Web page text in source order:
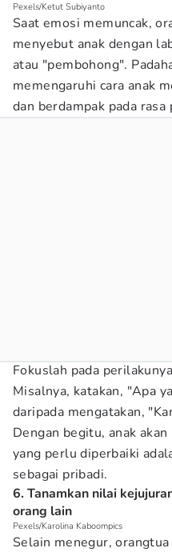
Pexels/Ketut Subiyanto
Saat emosi memuncak,
menyebut anak dengan
atau "pembohong".
memengaruhi cara anak
dan berdampak pada rasa
Fokuslah pada
Misalnya, katakan, "Apa
daripada mengatakan,
Dengan begitu, anak
yang perlu diperbaiki
sebagai pribadi.
6. Tanamkan nilai
orang lain
Pexels/Karolina Kaboompics
Selain menegur,